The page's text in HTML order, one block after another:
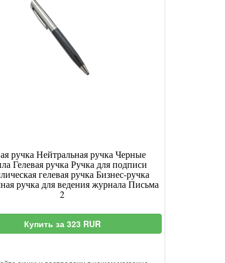
ручка Нейтральная ручка Черные
Гелевая ручка Ручка для подписи
гелевая ручка Бизнес-ручка
ручка для ведения журнала Письма
2
Купить за 323 RUR